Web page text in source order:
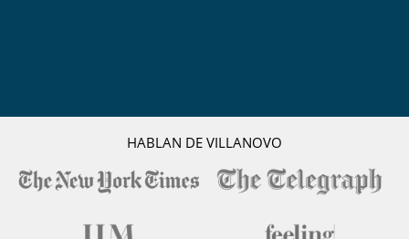
HABLAN DE VILLANOVO